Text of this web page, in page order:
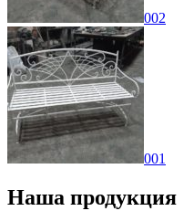
002
001
Наша продукция